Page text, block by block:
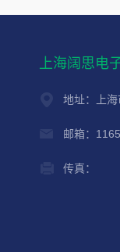
上海阔思电
地址：上
邮箱：
传真：